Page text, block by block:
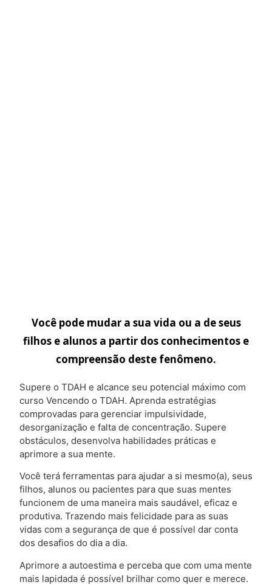
Você pode mudar a sua vida ou a de seus
filhos e alunos a partir dos conhecimentos e
compreensão deste fenômeno.
Supere o TDAH e alcance seu potencial máximo com
curso Vencendo o TDAH. Aprenda estratégias
comprovadas para gerenciar impulsividade,
desorganização e falta de concentração. Supere
obstáculos, desenvolva habilidades práticas e
aprimore a sua mente.
Você terá ferramentas para ajudar a si mesmo(a), seus
filhos, alunos ou pacientes para que suas mentes
funcionem de uma maneira mais saudável, eficaz e
produtiva. Trazendo mais felicidade para as suas
vidas com a segurança de que é possível dar conta
dos desafios do dia a dia.
Aprimore a autoestima e perceba que com uma mente
mais lapidada é possível brilhar como quer e merece.